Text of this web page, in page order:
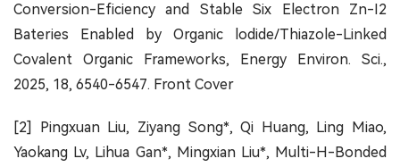
Conversion-Eficiency and Stable Six Electron Zn-I2
Bateries Enabled by Organic lodide/Thiazole-Linked
Covalent Organic Frameworks, Energy Environ. Sci.,
2025, 18, 6540-6547. Front Cover
[2] Pingxuan Liu, Ziyang Song*, Qi Huang, Ling Miao,
Yaokang Lv, Lihua Gan*, Mingxian Liu*, Multi-H-Bonded